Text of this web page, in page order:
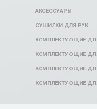
АКСЕССУАРЫ
СУШИЛКИ ДЛЯ РУК
КОМПЛЕКТУЮЩИЕ
КОМПЛЕКТУЮЩИЕ
КОМПЛЕКТУЮЩИЕ
КОМПЛЕКТУЮЩИЕ